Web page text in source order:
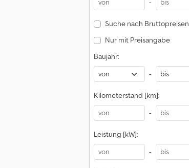
-
Suche nach Bruttopreisen
Nur mit Preisangabe
Baujahr:
-
Kilometerstand [km]:
-
Leistung [kW]:
-